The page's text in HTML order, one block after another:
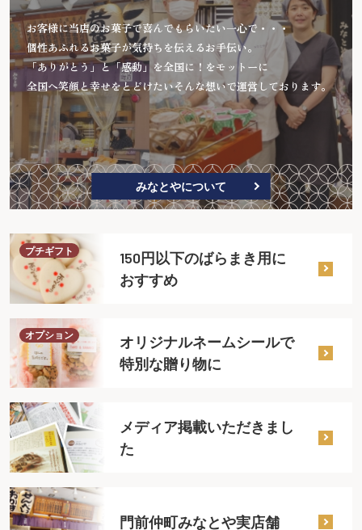
お客様に当店のお菓子で喜んでもらいたい一心で・・・
個性あふれるお菓子が気持ちを伝えるお手伝い。
「ありがとう」と「感動」を全国に！をモットーに
全国へ笑顔と幸せをとどけたいそんな想いで運営しております。
みなとやについて
プチギフト
150円以下のばらまき用に
おすすめ
オプション
オリジナルネームシールで
特別な贈り物に
メディア掲載いただきまし
た
門前仲町みなとや実店舗